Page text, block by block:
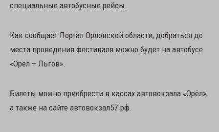
специальные автобусные рейсы.
Как сообщает Портал Орловской области, добраться до
места проведения фестиваля можно будет на автобусе
«Орёл – Льгов».
Билеты можно приобрести в кассах автовокзала «Орёл»,
а также на сайте автовокзал57.рф.